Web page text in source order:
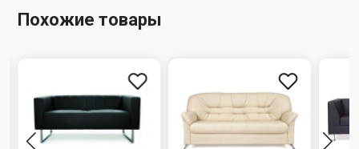
Похожие товары